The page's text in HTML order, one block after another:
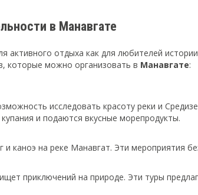
в Манавгате
активного отдыха как для любителей
которые можно организовать в Манавгате:
исследовать красоту реки и
и подаются вкусные морепродукты.
каноэ на реке Манавгат. Эти мероприятия
приключений на природе. Эти туры